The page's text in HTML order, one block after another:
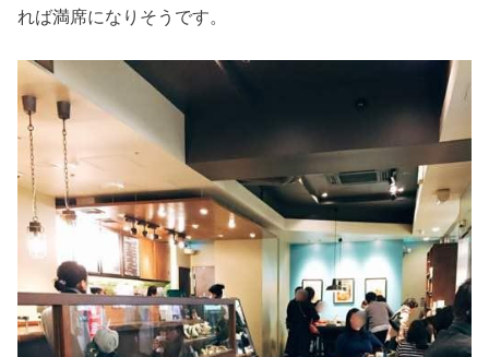
れば満席になりそうです。